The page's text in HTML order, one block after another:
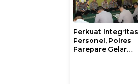
Perkuat Integritas
Personel, Polres
Parepare Gelar